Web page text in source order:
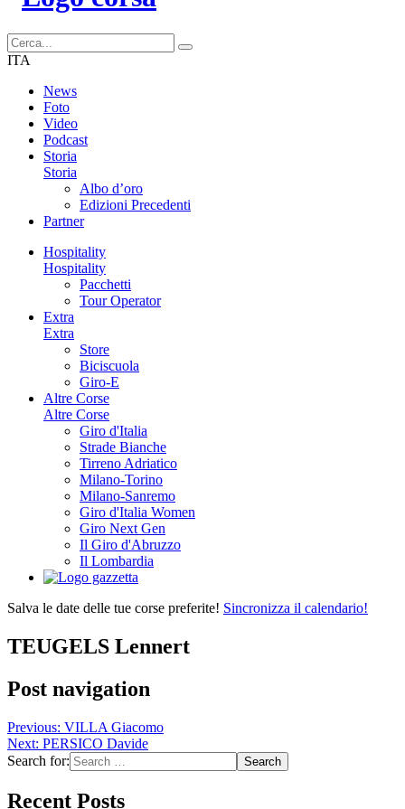
ITA
News
Foto
Video
Podcast
Storia
Storia
Albo d’oro
Edizioni Precedenti
Partner
Hospitality
Hospitality
Pacchetti
Tour Operator
Extra
Extra
Store
Biciscuola
Giro-E
Altre Corse
Altre Corse
Giro d'Italia
Strade Bianche
Tirreno Adriatico
Milano-Torino
Milano-Sanremo
Giro d'Italia Women
Giro Next Gen
Il Giro d'Abruzzo
Il Lombardia
Salva le date delle tue corse preferite! Sincronizza il calendario!
TEUGELS Lennert
Post navigation
Previous: VILLA Giacomo
Next: PERSICO Davide
Search for:
Recent Posts